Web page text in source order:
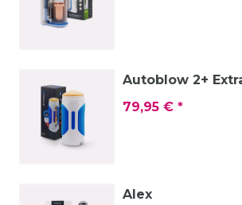
Autoblow 2+
79,95 € *
Alex